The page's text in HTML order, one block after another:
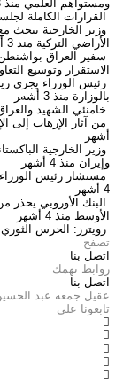
ومستواهم العلمي منذ 3 أشهر
القرارات الكاملة
وزير الخارجية يبحث
الأراضي التركية منذ 3 أشهر
سفير العراق
الاستقرار وتوسيع
رئيس الوزراء يجري
بالوزارة منذ 3 أشهر
خامنئي الشهيد
من آثار الإرهاب إلى
أشهر
وزير الخارجية
وإيران منذ 4 أشهر
مستشار رئيس
4 أشهر
البنك الأوروبي
الأوسط منذ 4 أشهر
رويترز: الحرس
تصفح
اتصل بنا
روابط تهمك
اتصل بنا
عقيل جمعه عبد
تابعونا على